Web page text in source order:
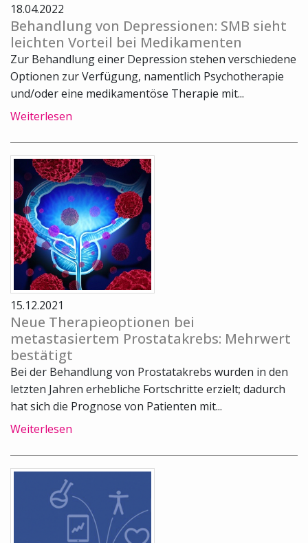
18.04.2022
Behandlung von Depressionen: SMB sieht
leichten Vorteil bei Medikamenten
Zur Behandlung einer Depression stehen verschiedene
Optionen zur Verfügung, namentlich Psychotherapie
und/oder eine medikamentöse Therapie mit...
Weiterlesen
15.12.2021
Neue Therapieoptionen bei
metastasiertem Prostatakrebs: Mehrwert
bestätigt
Bei der Behandlung von Prostatakrebs wurden in den
letzten Jahren erhebliche Fortschritte erzielt; dadurch
hat sich die Prognose von Patienten mit...
Weiterlesen